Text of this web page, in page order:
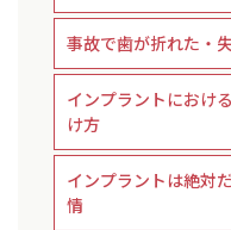
事故で歯が折れた・
インプラントにおけ
け方
インプラントは絶対
情